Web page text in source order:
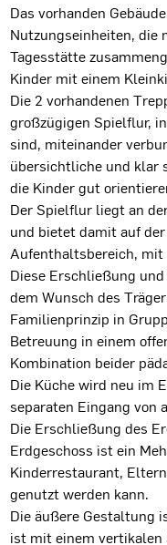
Das vorhanden
Nutzungseinheiten, die
Tagesstätte
Kinder mit einem
Die 2 vorhandenen
großzügigen Spielflur,
sind, miteinander
übersichtliche und klar
die Kinder gut
Der Spielflur liegt an
und bietet damit auf
Aufenthaltsbereich, mit
Diese Erschließung
dem Wunsch des
Familienprinzip in
Betreuung in einem
Kombination beider
Die Küche wird neu im
separaten Eingang von
Die Erschließung des
Erdgeschoss ist ein
Kinderrestaurant,
genutzt werden kann.
Die äußere Gestaltung
ist mit einem